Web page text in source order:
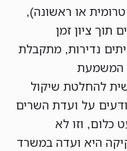
או ראשונה),
תוך ציון זמן
נדירות, מתקבלת
המשמעת
להחלטת שיקול
על ועדת השרים
כלום, וזו לא
היא ועדה במשרד